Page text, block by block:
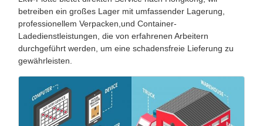
betreiben ein großes Lager mit umfassender Lagerung,
professionellem Verpacken,und Container-
Ladedienstleistungen, die von erfahrenen Arbeitern
durchgeführt werden, um eine schadensfreie Lieferung zu
gewährleisten.